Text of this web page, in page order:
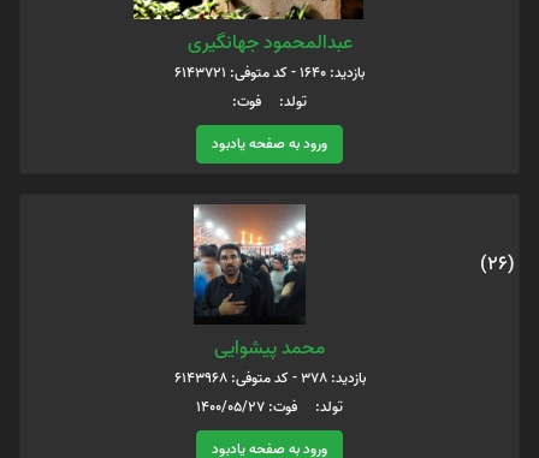
عبدالمحمود جهانگیری
بازدید: 1640 - کد متوفی: 6143721
تولد: فوت:
ورود به صفحه یادبود
(26)
محمد پیشوایی
بازدید: 378 - کد متوفی: 6143968
تولد: فوت: 1400/05/27
ورود به صفحه یادبود